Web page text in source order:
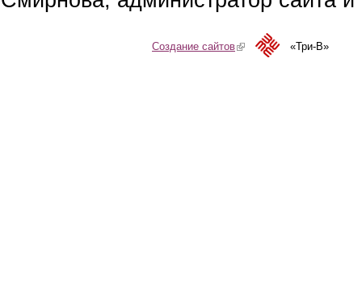
Создание сайтов(link is external)«Три-В»